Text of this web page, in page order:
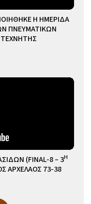
Η ΗΜΕΡΙΔΑ
ΠΝΕΥΜΑΤΙΚΩΝ
(FINAL-8 – 3Η
ΑΡΧΕΛΑΟΣ 73-38